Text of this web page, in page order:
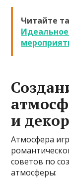
Читайте
и декор
Атмосфера
советов по
атмосферы: